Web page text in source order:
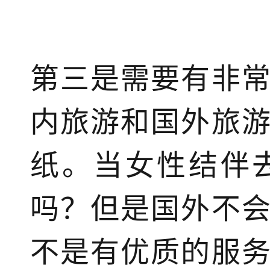
第三是需要有非
内旅游和国外旅
纸。当女性结伴
吗？但是国外不
不是有优质的服